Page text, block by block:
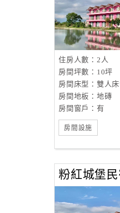
住房人數：2人
房間坪數：10坪
房間床型：雙人
房間地板：地磚
房間窗戶：有
房間設施
粉紅城堡